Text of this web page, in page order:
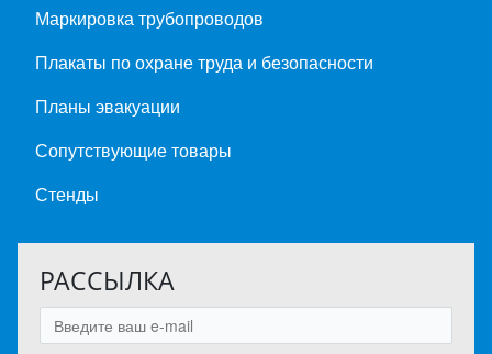
Маркировка трубопроводов
Плакаты по охране труда и безопасности
Планы эвакуации
Сопутствующие товары
Стенды
РАССЫЛКА